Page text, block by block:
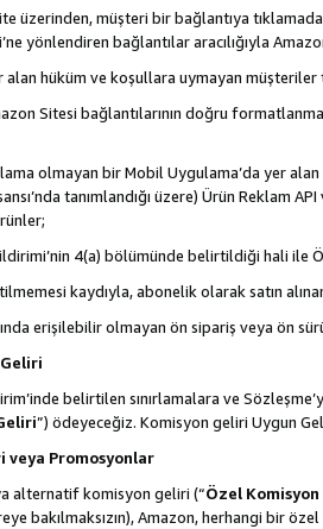
üzerinden, müşteri bir bağlantıya
yönlendiren bağlantılar aracılığıyla
alan hüküm ve koşullara uymayan müşteriler
Sitesi bağlantılarının doğru
olmayan bir Mobil Uygulama’da yer
tanımlandığı üzere) Ürün Reklam
4(a) bölümünde belirtildiği hali ile
kaydıyla, abonelik olarak satın
erişilebilir olmayan ön sipariş veya ön
belirtilen sınırlamalara ve
”) ödeyeceğiz. Komisyon geliri Uygun
veya Promosyonlar
alternatif komisyon geliri (“Özel
bakılmaksızın), Amazon, herhangi bir